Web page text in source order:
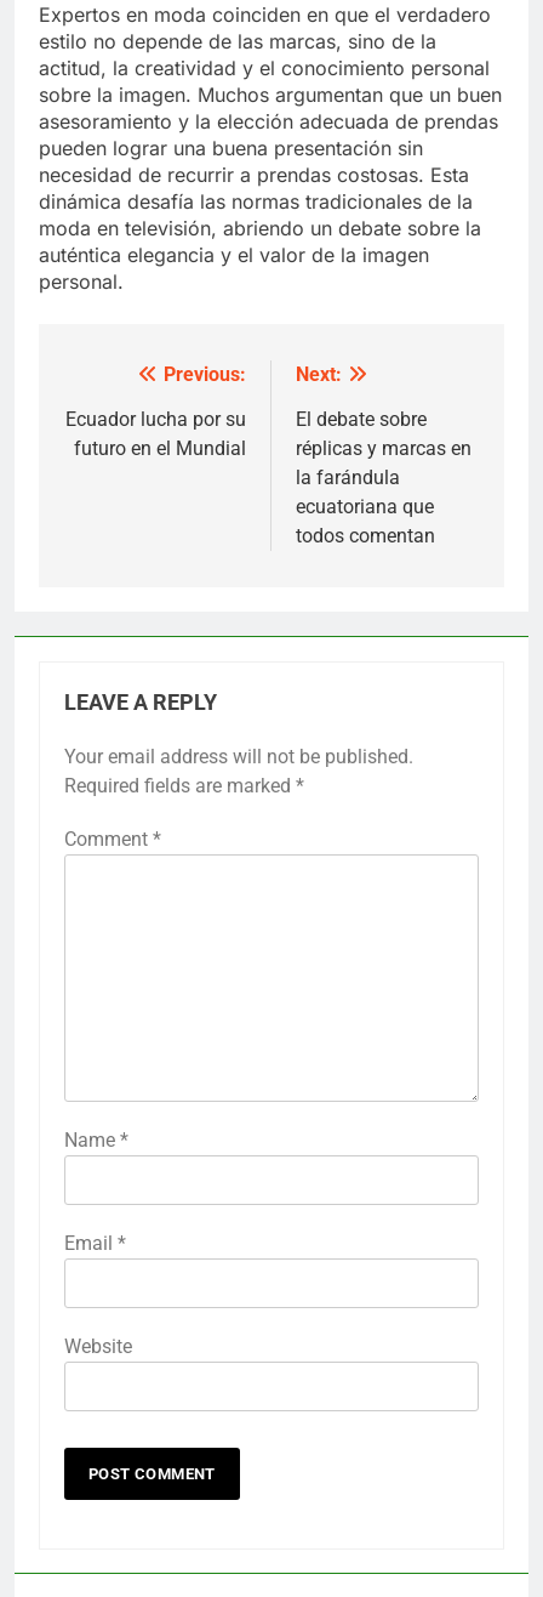
Expertos en moda coinciden en que el verdadero
estilo no depende de las marcas, sino de la
actitud, la creatividad y el conocimiento personal
sobre la imagen. Muchos argumentan que un buen
asesoramiento y la elección adecuada de prendas
pueden lograr una buena presentación sin
necesidad de recurrir a prendas costosas. Esta
dinámica desafía las normas tradicionales de la
moda en televisión, abriendo un debate sobre la
auténtica elegancia y el valor de la imagen
personal.
navigation
Previous:
Ecuador lucha por su
futuro en el Mundial
Next:
El debate sobre
réplicas y marcas en
la farándula
ecuatoriana que
todos comentan
LEAVE A REPLY
Your email address will not be published.
Required fields are marked *
Comment *
Name *
Email *
Website